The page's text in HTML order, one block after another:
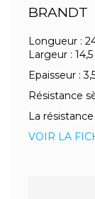
BRANDT
Longueur :
Largeur :
Epaisseur :
Résistance
La
VOIR LA